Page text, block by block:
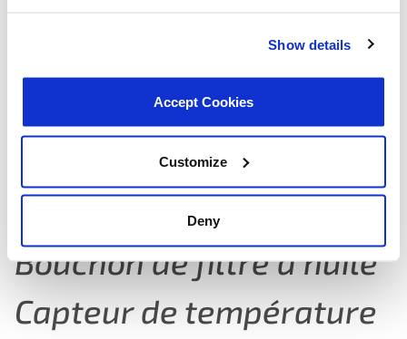
Show details
Accept Cookies
Customize
Deny
VIO 1,070,318
Honda
LANCEMENT DE NOUVELLES CATÉGORIES !
Nous sommes heureux d’annoncer que nous lancerons
de nouvelles catégories en 2024 :
Bouchon de filtre à huile
Capteur de température